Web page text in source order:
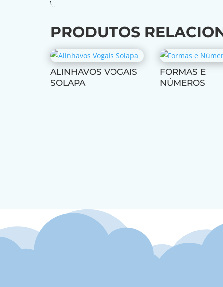
PRODUTOS
ALINHAVOS VOGAIS
SOLAPA
FORMAS E
NÚMEROS